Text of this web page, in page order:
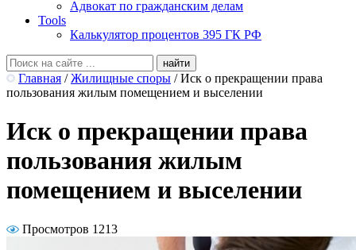
Адвокат по гражданским делам
Tools
Калькулятор процентов 395 ГК РФ
Главная / Жилищные споры / Иск о прекращении права
пользования жилым помещением и выселении
Иск о прекращении права
пользования жилым
помещением и выселении
Просмотров 1213